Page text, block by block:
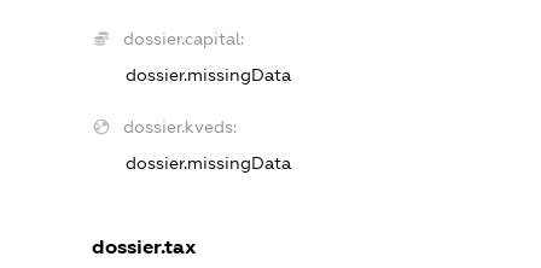
dossier.capital:
dossier.missingData
dossier.kveds:
dossier.missingData
dossier.tax